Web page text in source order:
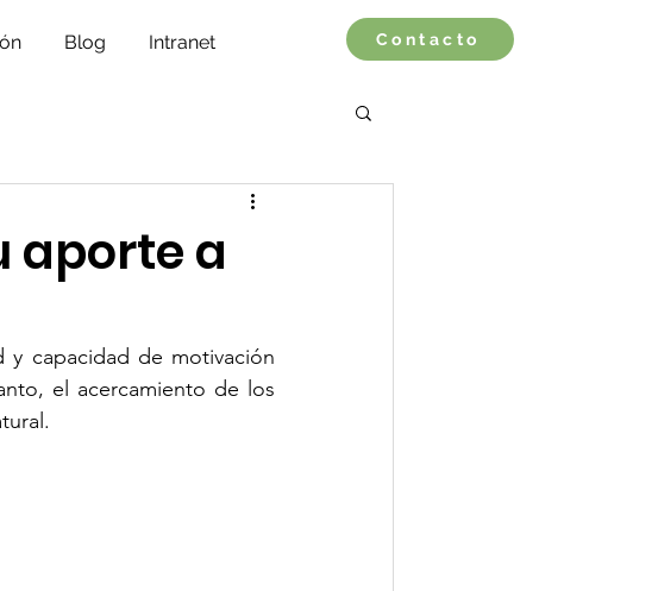
Blog Intranet Contacto
aporte a
y capacidad de motivación
el acercamiento de los